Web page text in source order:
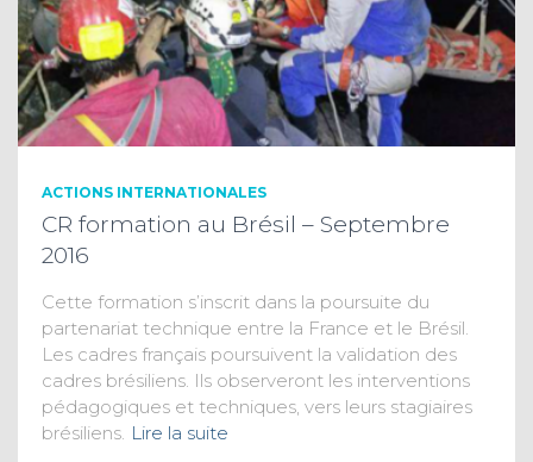
ACTIONS INTERNATIONALES
CR formation au Brésil – Septembre
2016
Cette formation s’inscrit dans la poursuite du
partenariat technique entre la France et le Brésil.
Les cadres français poursuivent la validation des
cadres brésiliens. Ils observeront les interventions
pédagogiques et techniques, vers leurs stagiaires
brésiliens. Lire la suite